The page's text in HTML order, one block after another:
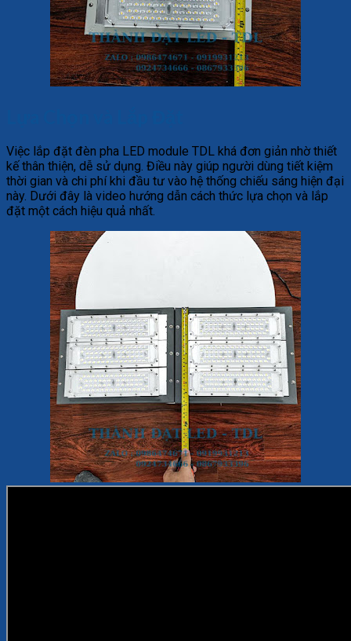
Việc lắp đặt đèn pha LED module TDL khá đơn giản nhờ thiết
kế thân thiện, dễ sử dụng. Điều này giúp người dùng tiết kiệm
thời gian và chi phí khi đầu tư vào hệ thống chiếu sáng hiện đại
này. Dưới đây là video hướng dẫn cách thức lựa chọn và lắp
đặt một cách hiệu quả nhất.